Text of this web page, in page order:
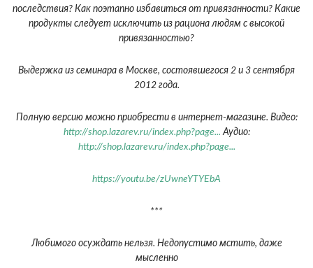
последствия? Как поэтапно избавиться от привязанности? Какие
продукты следует исключить из рациона людям с высокой
привязанностью?
Выдержка из семинара в Москве, состоявшегося 2 и 3 сентября
2012 года.
Полную версию можно приобрести в интернет-магазине. Видео:
http://shop.lazarev.ru/index.php?page... Аудио:
http://shop.lazarev.ru/index.php?page...
https://youtu.be/zUwneYTYEbA
***
Любимого осуждать нельзя. Недопустимо мстить, даже
мысленно